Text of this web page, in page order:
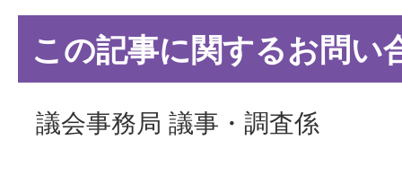
この記事に関するお問い
議会事務局 議事・調査係